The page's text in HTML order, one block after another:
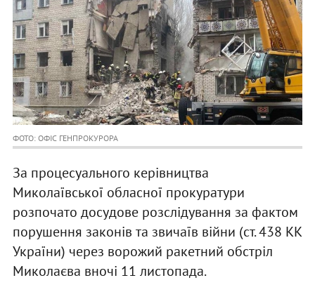
ФОТО: ОФІС ГЕНПРОКУРОРА
За процесуального керівництва
Миколаївської обласної прокуратури
розпочато досудове розслідування за фактом
порушення законів та звичаїв війни (ст. 438 КК
України) через ворожий ракетний обстріл
Миколаєва вночі 11 листопада.